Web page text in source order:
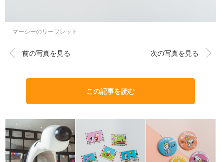
マーシーのリーフレット
前の写真を見る 次の写真を見る
この記事を読む